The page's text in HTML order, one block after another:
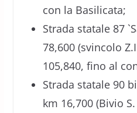
con la Basilicata;
Strada statale 87
78,600 (svincolo
105,840, fino al
Strada statale 90
km 16,700 (Bivio